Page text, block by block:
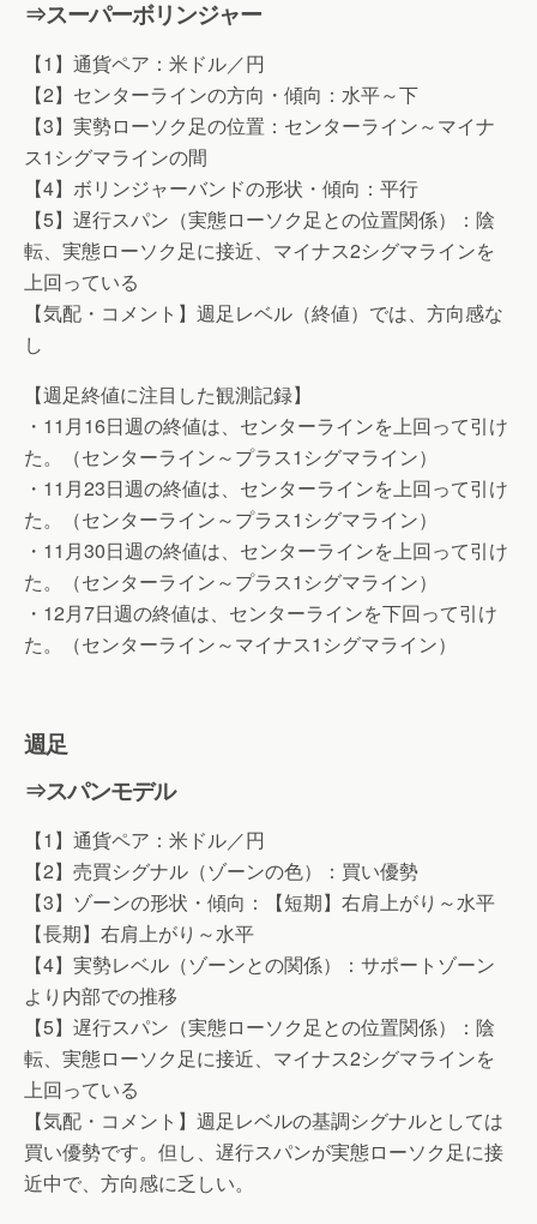
⇒スーパーボリンジャー
【1】通貨ペア：米ドル／円
【2】センターラインの方向・傾向：水平～下
【3】実勢ローソク足の位置：センターライン～マイナ
ス1シグマラインの間
【4】ボリンジャーバンドの形状・傾向：平行
【5】遅行スパン（実態ローソク足との位置関係）：陰
転、実態ローソク足に接近、マイナス2シグマラインを
上回っている
【気配・コメント】週足レベル（終値）では、方向感な
し
【週足終値に注目した観測記録】
・11月16日週の終値は、センターラインを上回って引け
た。（センターライン～プラス1シグマライン）
・11月23日週の終値は、センターラインを上回って引け
た。（センターライン～プラス1シグマライン）
・11月30日週の終値は、センターラインを上回って引け
た。（センターライン～プラス1シグマライン）
・12月7日週の終値は、センターラインを下回って引け
た。（センターライン～マイナス1シグマライン）
週足
⇒スパンモデル
【1】通貨ペア：米ドル／円
【2】売買シグナル（ゾーンの色）：買い優勢
【3】ゾーンの形状・傾向：【短期】右肩上がり～水平
【長期】右肩上がり～水平
【4】実勢レベル（ゾーンとの関係）：サポートゾーン
より内部での推移
【5】遅行スパン（実態ローソク足との位置関係）：陰
転、実態ローソク足に接近、マイナス2シグマラインを
上回っている
【気配・コメント】週足レベルの基調シグナルとしては
買い優勢です。但し、遅行スパンが実態ローソク足に接
近中で、方向感に乏しい。